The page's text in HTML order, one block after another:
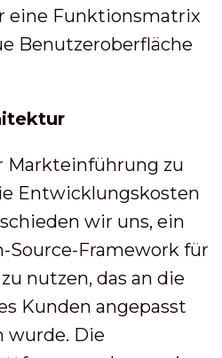
eine Funktionsmatrix
Benutzeroberfläche
Markteinführung zu
Entwicklungskosten
wir uns, ein
Source-Framework für
nutzen, das an die
Kunden angepasst
wurde. Die